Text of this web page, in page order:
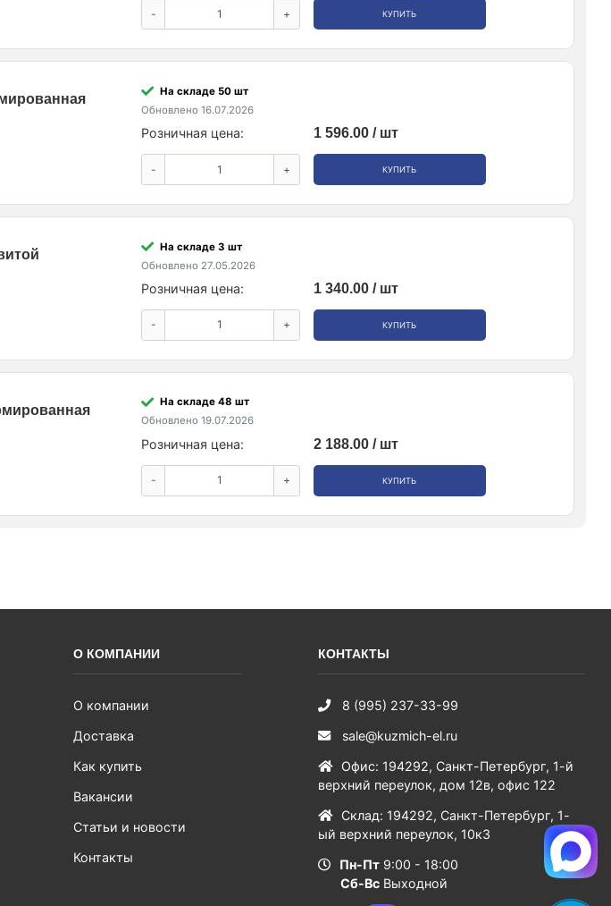
- + КУПИТЬ
На складе 50 шт
Обновлено 16.07.2026
Розничная цена: 1 596.00 / шт
- + КУПИТЬ
На складе 3 шт
Обновлено 27.05.2026
Розничная цена: 1 340.00 / шт
- + КУПИТЬ
На складе 48 шт
Обновлено 19.07.2026
Розничная цена: 2 188.00 / шт
- + КУПИТЬ
О КОМПАНИИ
О компании
Доставка
Как купить
Вакансии
Статьи и новости
Контакты
КОНТАКТЫ
8 (995) 237-33-99
sale@kuzmich-el.ru
Офис: 194292, Санкт-Петербург, 1-й
верхний переулок, дом 12в, офис 122
Склад: 194292, Санкт-Петербург, 1-
ый верхний переулок, 10к3
Пн-Пт 9:00 - 18:00
Сб-ВсВыходной